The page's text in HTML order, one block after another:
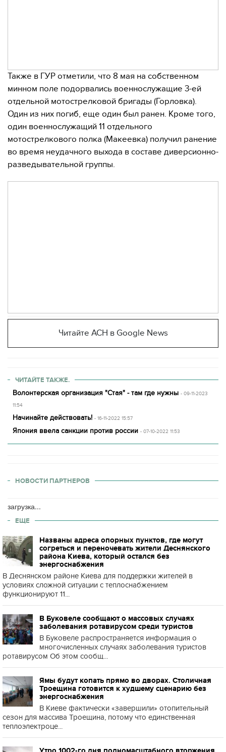
Также в ГУР отметили, что 8 мая на собственном
минном поле подорвались военнослужащие 3-ей
отдельной мотострелковой бригады (Горловка).
Один из них погиб, еще один был ранен. Кроме того,
один военнослужащий 11 отдельного
мотострелкового полка (Макеевка) получил ранение
во время неудачного выхода в составе диверсионно-
разведывательной группы.
Читайте АСН в Google News
ЧИТАЙТЕ ТАКЖЕ.
Волонтерская организация "Стая" - там где нужны - 09-11-2023
11:54
Начинайте действовать! - 16-11-2022 15:57
Япония ввела санкции против россии - 07-10-2022 11:53
НОВОСТИ ПАРТНЕРОВ
загрузка...
ЕЩЕ
Названы адреса опорных пунктов, где могут
согреться и переночевать жители Деснянского
района Киева, который остался без
энергоснабжения
В Деснянском районе Киева для поддержки жителей в
условиях сложной ситуации с теплоснабжением
функционируют 11...
В Буковеле сообщают о массовых случаях
заболевания ротавирусом среди туристов
В Буковеле распространяется информация о
многочисленных случаях заболевания туристов
ротавирусом Об этом сообщ...
Ямы будут копать прямо во дворах. Столичная
Троещина готовится к худшему сценарию без
энергоснабжения
В Киеве фактически «завершили» отопительный
сезон для массива Троещина, потому что единственная
теплоэлектроце...